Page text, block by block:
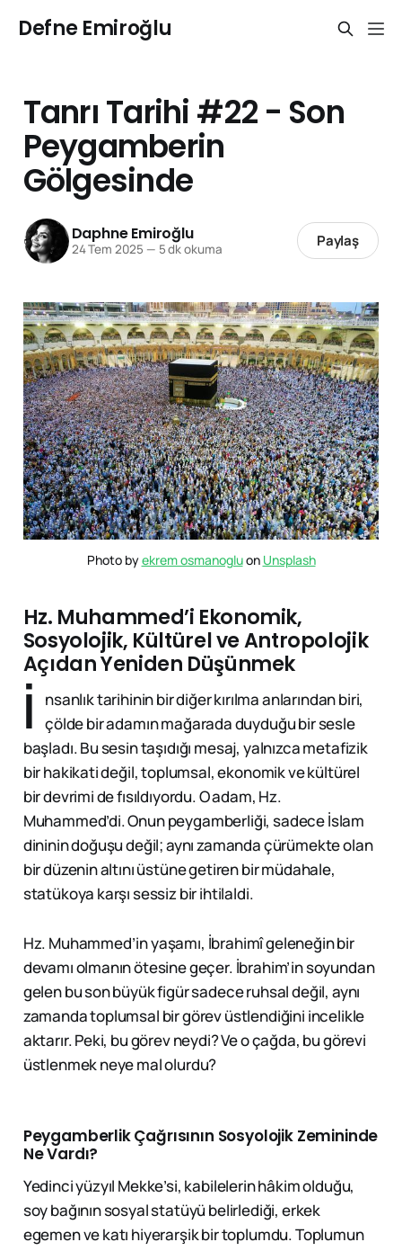
Defne Emiroğlu
Tanrı Tarihi #22 - Son
Peygamberin
Gölgesinde
Daphne Emiroğlu
24 Tem 2025 — 5 dk okuma Paylaş
Photo by ekrem osmanoglu on Unsplash
Hz. Muhammed’i Ekonomik,
Sosyolojik, Kültürel ve Antropolojik
Açıdan Yeniden Düşünmek
İ
nsanlık tarihinin bir diğer kırılma anlarından biri,
çölde bir adamın mağarada duyduğu bir sesle
başladı. Bu sesin taşıdığı mesaj, yalnızca metafizik
bir hakikati değil, toplumsal, ekonomik ve kültürel
bir devrimi de fısıldıyordu. O adam, Hz.
Muhammed’di. Onun peygamberliği, sadece İslam
dininin doğuşu değil; aynı zamanda çürümekte olan
bir düzenin altını üstüne getiren bir müdahale,
statükoya karşı sessiz bir ihtilaldi.
Hz. Muhammed’in yaşamı, İbrahimî geleneğin bir
devamı olmanın ötesine geçer. İbrahim’in soyundan
gelen bu son büyük figür sadece ruhsal değil, aynı
zamanda toplumsal bir görev üstlendiğini incelikle
aktarır. Peki, bu görev neydi? Ve o çağda, bu görevi
üstlenmek neye mal olurdu?
Peygamberlik Çağrısının Sosyolojik Zemininde
Ne Vardı?
Yedinci yüzyıl Mekke’si, kabilelerin hâkim olduğu,
soy bağının sosyal statüyü belirlediği, erkek
egemen ve katı hiyerarşik bir toplumdu. Toplumun